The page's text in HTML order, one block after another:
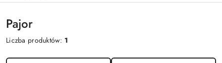
Pajor
Liczba produktów: 1